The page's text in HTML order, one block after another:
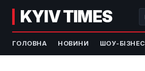
KYIV TIMES
ГОЛОВНА НОВИНИ ШОУ-БІЗНЕС